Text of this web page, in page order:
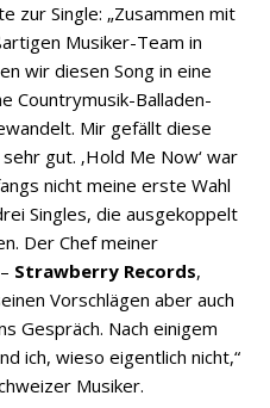
zur Single: „Zusammen mit
Musiker-Team in
wir diesen Song in eine
Countrymusik-Balladen-
Mir gefällt diese
gut. ‚Hold Me Now‘ war
nicht meine erste Wahl
Singles, die ausgekoppelt
Der Chef meiner
Strawberry Records,
Vorschlägen aber auch
Gespräch. Nach einigem
ich, wieso eigentlich nicht,“
Musiker.